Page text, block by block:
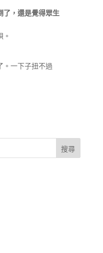
了，還是覺得眾生
一下子扭不過